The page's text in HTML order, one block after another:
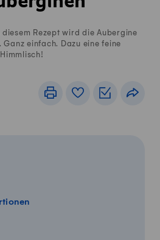
diesem Rezept wird die Aubergine
einfach. Dazu eine feine
DruckenRezeptbuch
anzeigen
5 Portionen anzeigen